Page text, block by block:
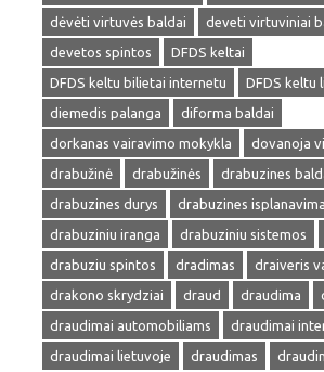
dėvėti virtuvės baldai
deveti virtuviniai
devetos spintos
DFDS keltai
DFDS keltu bilietai internetu
DFDS keltu
diemedis palanga
diforma baldai
dorkanas vairavimo mokykla
dovanoja
drabužinė
drabužinės
drabuzines
drabuzines durys
drabuzines
drabuziniu iranga
drabuziniu sistemos
drabuziu spintos
dradimas
draiveris
drakono skrydziai
draud draudima
draudimai automobiliams
draudimai
draudimai lietuvoje
draudimas